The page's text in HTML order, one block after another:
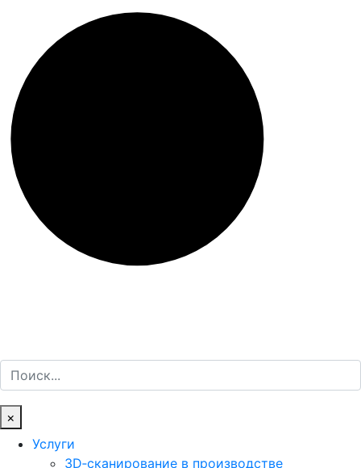
Поиск
×
Услуги
3D‑сканирование в производстве